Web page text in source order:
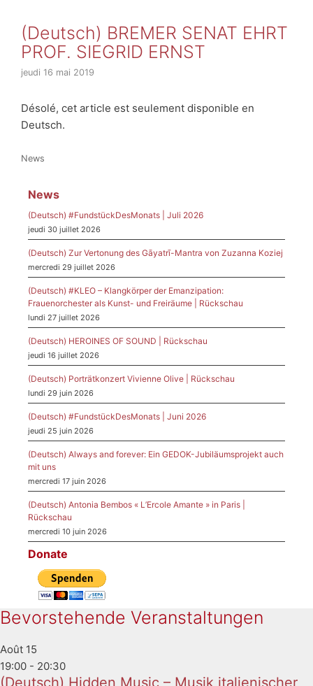
(Deutsch) BREMER SENAT EHRT
PROF. SIEGRID ERNST
jeudi 16 mai 2019
Désolé, cet article est seulement disponible en
Deutsch.
Catégories
News
News
(Deutsch) #FundstückDesMonats | Juli 2026
jeudi 30 juillet 2026
(Deutsch) Zur Vertonung des Gāyatrī-Mantra von Zuzanna Koziej
mercredi 29 juillet 2026
(Deutsch) #KLEO – Klangkörper der Emanzipation:
Frauenorchester als Kunst- und Freiräume | Rückschau
lundi 27 juillet 2026
(Deutsch) HEROINES OF SOUND | Rückschau
jeudi 16 juillet 2026
(Deutsch) Porträtkonzert Vivienne Olive | Rückschau
lundi 29 juin 2026
(Deutsch) #FundstückDesMonats | Juni 2026
jeudi 25 juin 2026
(Deutsch) Always and forever: Ein GEDOK-Jubiläumsprojekt auch
mit uns
mercredi 17 juin 2026
(Deutsch) Antonia Bembos « L’Ercole Amante » in Paris |
Rückschau
mercredi 10 juin 2026
Donate
Bevorstehende Veranstaltungen
Août 15
19:00 - 20:30
(Deutsch) Hidden Music – Musik italienischer